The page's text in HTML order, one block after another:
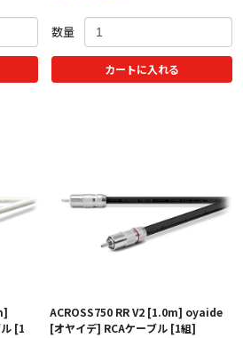
数量
カートに入れる
[1
ACROSS750 RR V2 [1.0m] oyaide
[オヤイデ] RCAケーブル [1組]